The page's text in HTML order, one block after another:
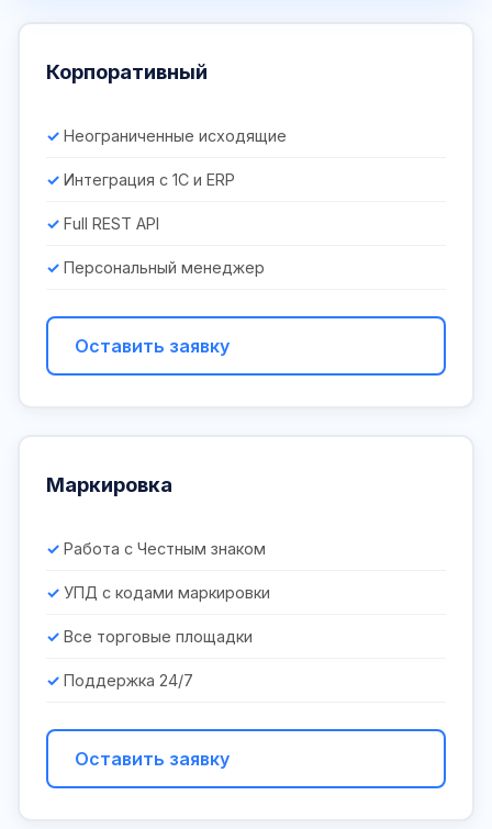
Корпоративный
Неограниченные исходящие
Интеграция с 1С и ERP
Full REST API
Персональный менеджер
Оставить заявку
Маркировка
Работа с Честным знаком
УПД с кодами маркировки
Все торговые площадки
Поддержка 24/7
Оставить заявку